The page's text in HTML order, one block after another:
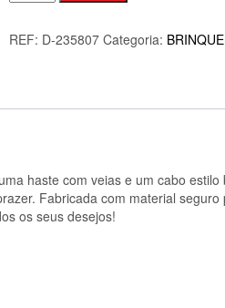
de
GET
PRETO
REF: D-235807 Categoria:
haste com veias e um cabo
Fabricada com material seguro
os seus desejos!